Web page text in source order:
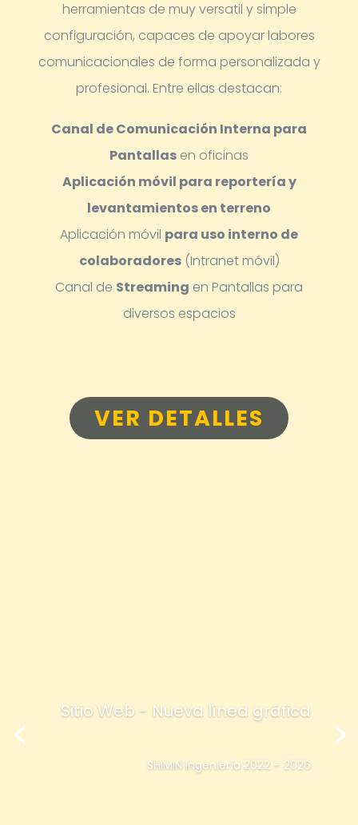
herramientas de muy versatil y simple
configuración, capaces de apoyar labores
comunicacionales de forma personalizada y
profesional. Entre ellas destacan:
Canal de Comunicación Interna para
Pantallas en oficinas
Aplicación móvil para reportería y
levantamientos en terreno
Aplicación móvil para uso interno de
colaboradores(Intranet móvil)
Canal de Streaming en Pantallas para
diversos espacios
VER DETALLES
Sitio Web - Nueva línea gráfica
SHIMIN Ingeniería 2022 – 2026